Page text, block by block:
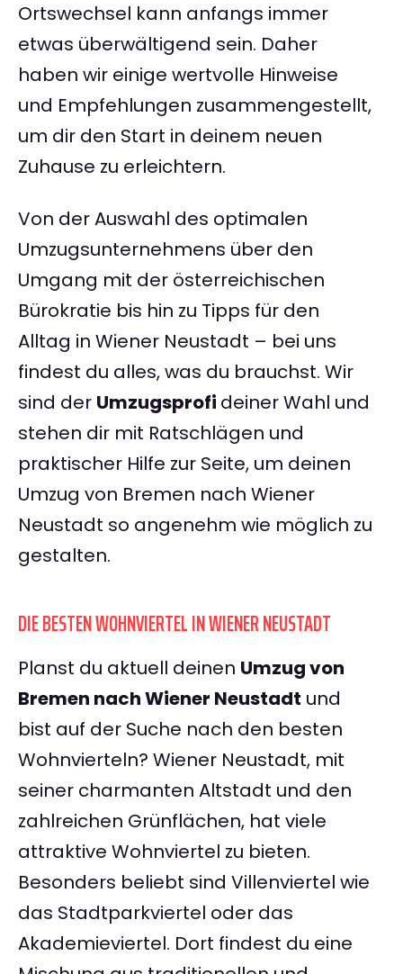
Ortswechsel kann anfangs immer
etwas überwältigend sein. Daher
haben wir einige wertvolle Hinweise
und Empfehlungen zusammengestellt,
um dir den Start in deinem neuen
Zuhause zu erleichtern.
Von der Auswahl des optimalen
Umzugsunternehmens über den
Umgang mit der österreichischen
Bürokratie bis hin zu Tipps für den
Alltag in Wiener Neustadt – bei uns
findest du alles, was du brauchst. Wir
sind der Umzugsprofi deiner Wahl und
stehen dir mit Ratschlägen und
praktischer Hilfe zur Seite, um deinen
Umzug von Bremen nach Wiener
Neustadt so angenehm wie möglich zu
gestalten.
DIE BESTEN WOHNVIERTEL IN WIENER NEUSTADT
Planst du aktuell deinen Umzug von
Bremen nach Wiener Neustadt und
bist auf der Suche nach den besten
Wohnvierteln? Wiener Neustadt, mit
seiner charmanten Altstadt und den
zahlreichen Grünflächen, hat viele
attraktive Wohnviertel zu bieten.
Besonders beliebt sind Villenviertel wie
das Stadtparkviertel oder das
Akademieviertel. Dort findest du eine